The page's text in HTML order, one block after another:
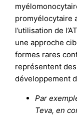
promyélocytaire
l’utilisation de
une approche
formes rares
représentent
développement
Par
Teva, en